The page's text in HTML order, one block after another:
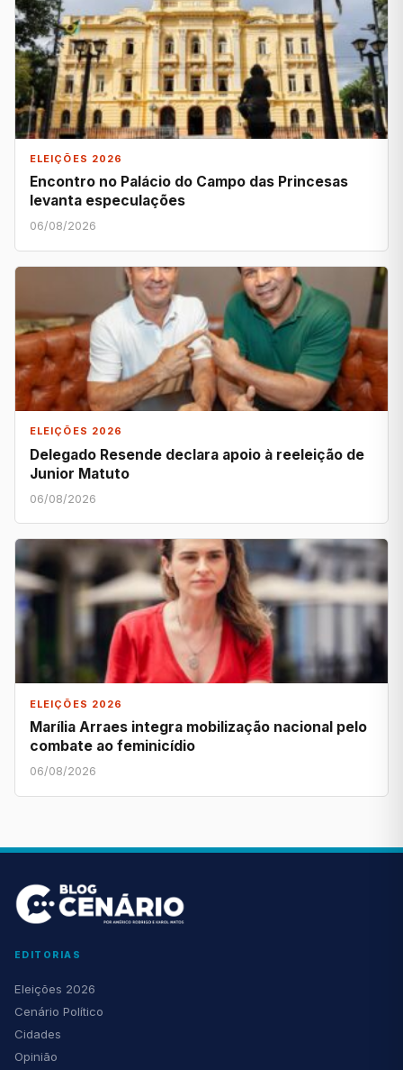
ELEIÇÕES 2026
Encontro no Palácio do Campo das Princesas
levanta especulações
06/08/2026
ELEIÇÕES 2026
Delegado Resende declara apoio à reeleição de
Junior Matuto
06/08/2026
ELEIÇÕES 2026
Marília Arraes integra mobilização nacional pelo
combate ao feminicídio
06/08/2026
EDITORIAS
Eleições 2026
Cenário Político
Cidades
Opinião